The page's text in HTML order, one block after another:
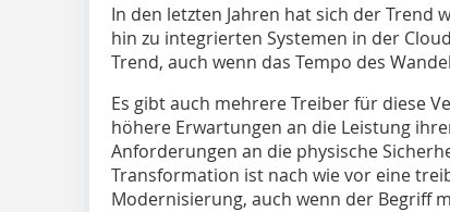
In den letzten Jahren hat sich der Trend
hin zu integrierten Systemen in der
Trend, auch wenn das Tempo des
Es gibt auch mehrere Treiber für diese
höhere Erwartungen an die Leistung
Anforderungen an die physische
Transformation ist nach wie vor eine
Modernisierung, auch wenn der Begriff